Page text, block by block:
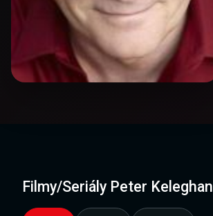
Filmy/Seriály Peter Keleghan